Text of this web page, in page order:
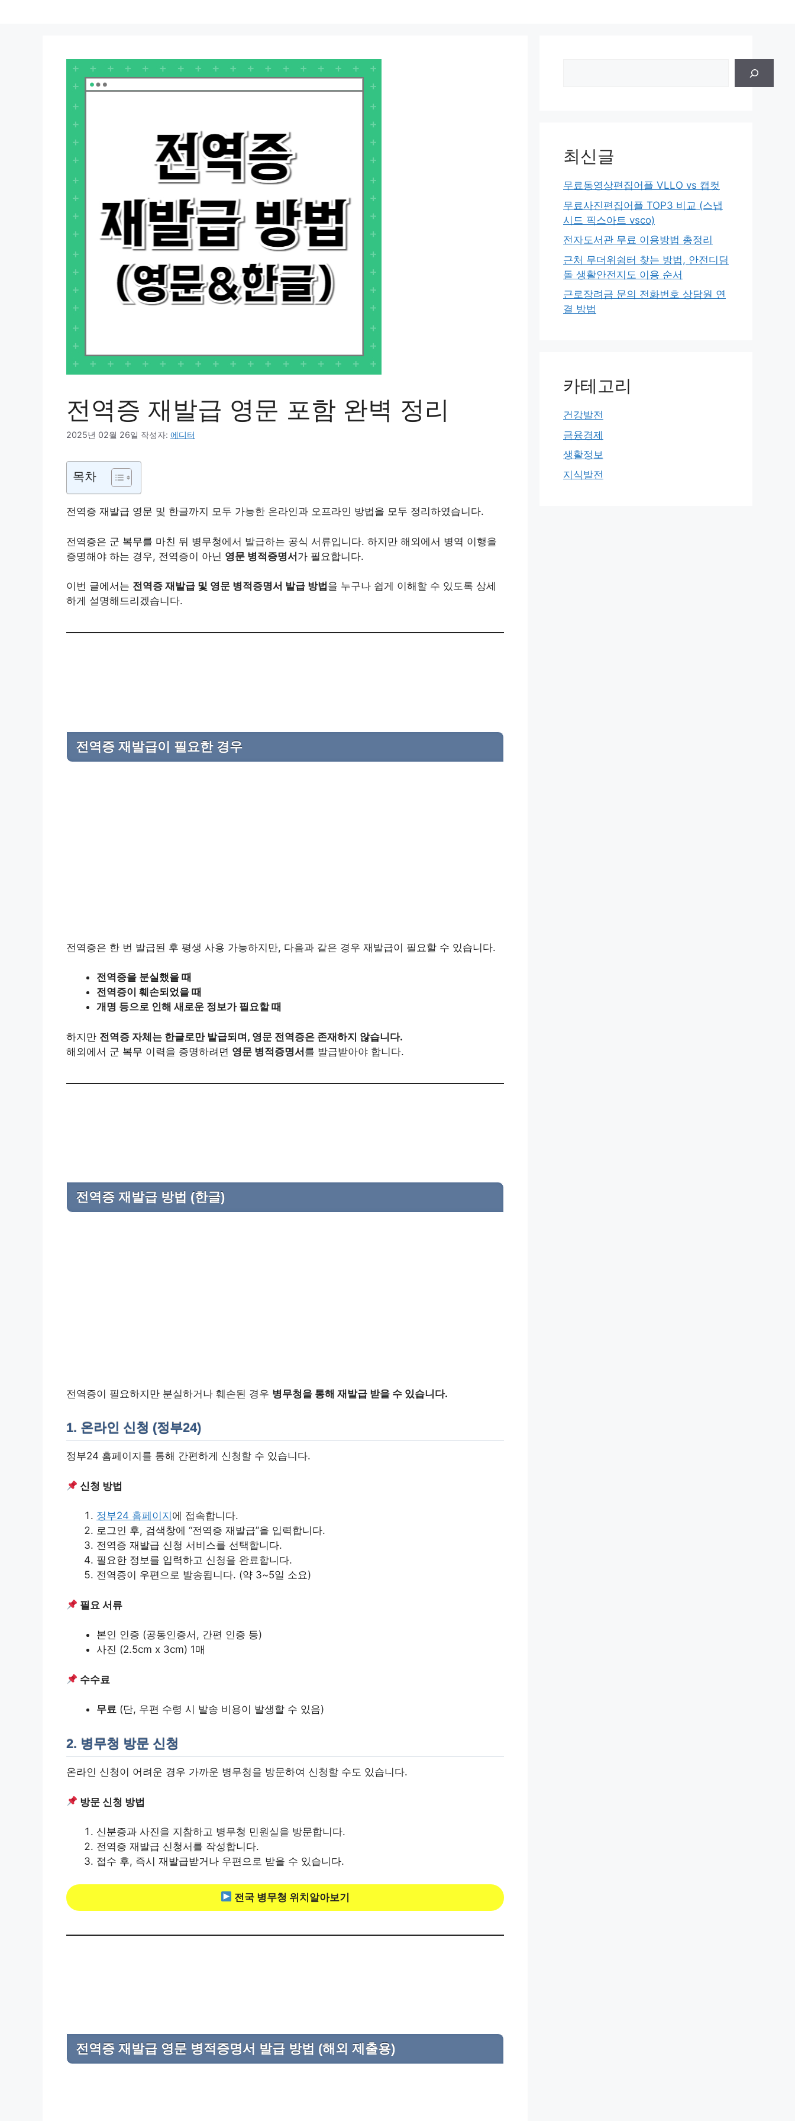
전역증 재발급 영문 포함 완벽 정리
2025년 02월 26일 작성자: 에디터
목차
전역증 재발급 영문 및 한글까지 모두 가능한 온라인과 오프라인 방법을 모두 정리하였습니다.
전역증은 군 복무를 마친 뒤 병무청에서 발급하는 공식 서류입니다. 하지만 해외에서 병역 이행을
증명해야 하는 경우, 전역증이 아닌 영문 병적증명서가 필요합니다.
이번 글에서는 전역증 재발급 및 영문 병적증명서 발급 방법 을 누구나 쉽게 이해할 수 있도록 상세
하게 설명해드리겠습니다.
전역증 재발급이 필요한 경우
전역증은 한 번 발급된 후 평생 사용 가능하지만, 다음과 같은 경우 재발급이 필요할 수 있습니다.
전역증을 분실했을 때
전역증이 훼손되었을 때
개명 등으로 인해 새로운 정보가 필요할 때
하지만 전역증 자체는 한글로만 발급되며, 영문 전역증은 존재하지 않습니다.
해외에서 군 복무 이력을 증명하려면 영문 병적증명서를 발급받아야 합니다.
전역증 재발급 방법 (한글)
전역증이 필요하지만 분실하거나 훼손된 경우 병무청을 통해 재발급 받을 수 있습니다.
1. 온라인 신청 (정부24)
정부24 홈페이지를 통해 간편하게 신청할 수 있습니다.
신청 방법
정부24 홈페이지 에 접속합니다.
로그인 후, 검색창에 “전역증 재발급”을 입력합니다.
전역증 재발급 신청 서비스를 선택합니다.
필요한 정보를 입력하고 신청을 완료합니다.
전역증이 우편으로 발송됩니다. (약 3~5일 소요)
필요 서류
본인 인증 (공동인증서, 간편 인증 등)
사진 (2.5cm x 3cm) 1매
수수료
무료 (단, 우편 수령 시 발송 비용이 발생할 수 있음)
2. 병무청 방문 신청
온라인 신청이 어려운 경우 가까운 병무청을 방문하여 신청할 수도 있습니다.
방문 신청 방법
신분증과 사진을 지참하고 병무청 민원실을 방문합니다.
전역증 재발급 신청서를 작성합니다.
접수 후, 즉시 재발급받거나 우편으로 받을 수 있습니다.
전국 병무청 위치알아보기
전역증 재발급 영문 병적증명서 발급 방법 (해외 제출용)
최신글
무료동영상편집어플 VLLO vs 캡컷
무료사진편집어플 TOP3 비교 (스냅
시드 픽스아트 vsco)
전자도서관 무료 이용방법 총정리
근처 무더위쉼터 찾는 방법, 안전디딤
돌 생활안전지도 이용 순서
근로장려금 문의 전화번호 상담원 연
결 방법
카테고리
건강발전
금융경제
생활정보
지식발전